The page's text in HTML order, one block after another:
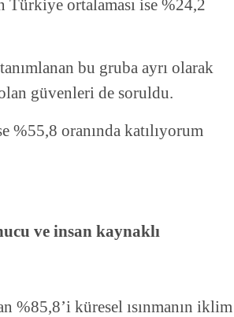
Türkiye ortalaması ise %24,2
bu gruba ayrı olarak
güvenleri de soruldu.
%55,8 oranında katılıyorum
ve insan kaynaklı
%85,8’i küresel ısınmanın iklim